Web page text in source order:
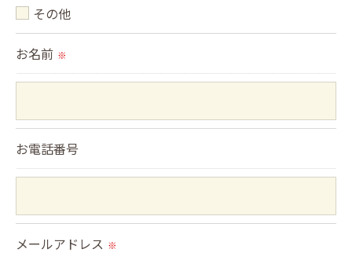
＜個人情報の委託について＞
当社では、利用目的の達成に必要な範囲において、
個人情報を外部に委託する場合があります。
置をとり、適切な監督を行います。
＜個人情報の安全管理＞
切に安全管理対策を実施します。
その他
お名前 ※
お電話番号
メールアドレス ※